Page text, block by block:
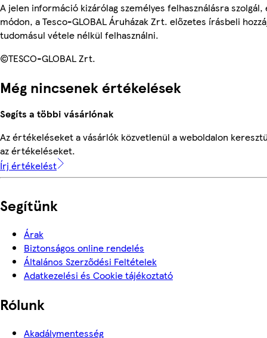
A jelen információ kizárólag személyes felhasználásra
módon, a Tesco-GLOBAL Áruházak Zrt. előzetes írásbeli
tudomásul vétele nélkül felhasználni.
©TESCO-GLOBAL Zrt.
Még nincsenek értékelések
Segíts a többi vásárlónak
Az értékeléseket a vásárlók közvetlenül a weboldalon
az értékeléseket.
Írj értékelést
Segítünk
Árak
Biztonságos online rendelés
Általános Szerződési Feltételek
Adatkezelési és Cookie tájékoztató
Rólunk
Akadálymentesség